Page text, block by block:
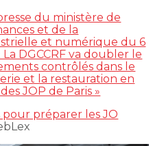
du ministère de
et de la
et numérique du 6
DGCCRF va doubler le
contrôlés dans le
et la restauration en
JOP de Paris »
pour préparer les JO